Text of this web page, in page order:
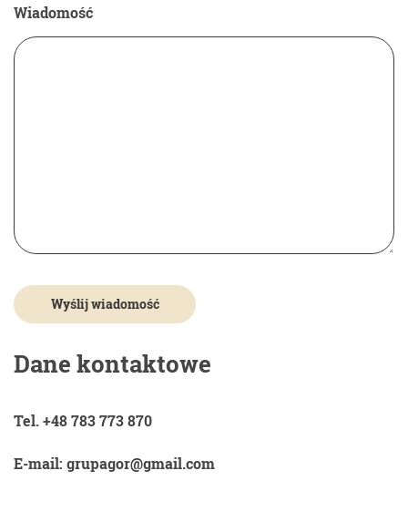
Wiadomość
Dane kontaktowe
Tel. +48 783 773 870
E-mail: grupagor@gmail.com